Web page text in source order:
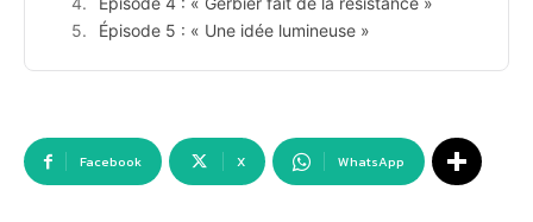
Épisode 5 : « Une idée lumineuse »
Facebook X WhatsApp